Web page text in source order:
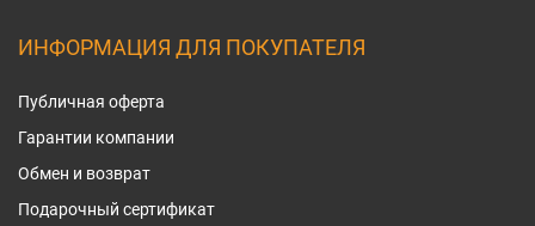
ИНФОРМАЦИЯ ДЛЯ ПОКУПАТЕЛЯ
Публичная оферта
Гарантии компании
Обмен и возврат
Подарочный сертификат